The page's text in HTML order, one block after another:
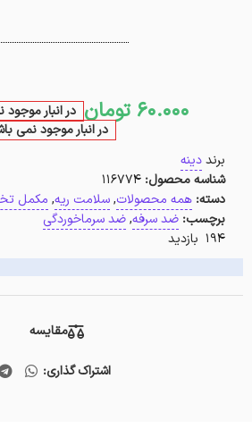
60.000 تومان در انبار
در انبار موجود نمی
برنددینه
شناسه محصول: 116774
دسته: همه محصولات,سلامت ریه, مکمل
برچسب: ضد سرفه,ضد سرماخوردگی
194 بازدید
مقایسه
اشتراک گذاری: